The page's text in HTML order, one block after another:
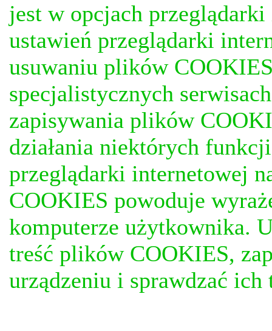
jest w opcjach
ustawień przeglądarki
usuwaniu plików
specjalistycznych
zapisywania plików
działania niektórych
przeglądarki internetowej
COOKIES powoduje
komputerze użytkownika.
treść plików COOKIES,
urządzeniu i sprawdzać ich